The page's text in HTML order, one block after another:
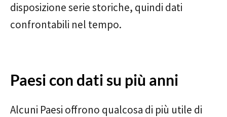
disposizione serie storiche, quindi dati
confrontabili nel tempo.
Paesi con dati su più anni
Alcuni Paesi offrono qualcosa di più utile di